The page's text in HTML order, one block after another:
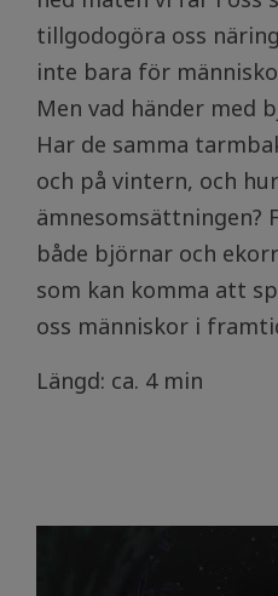
tillgodogöra oss
inte bara för
Men vad händer med
Har de samma
och på vintern, och
ämnesomsättningen?
både björnar och
som kan komma att
oss människor i
Längd: ca. 4 min